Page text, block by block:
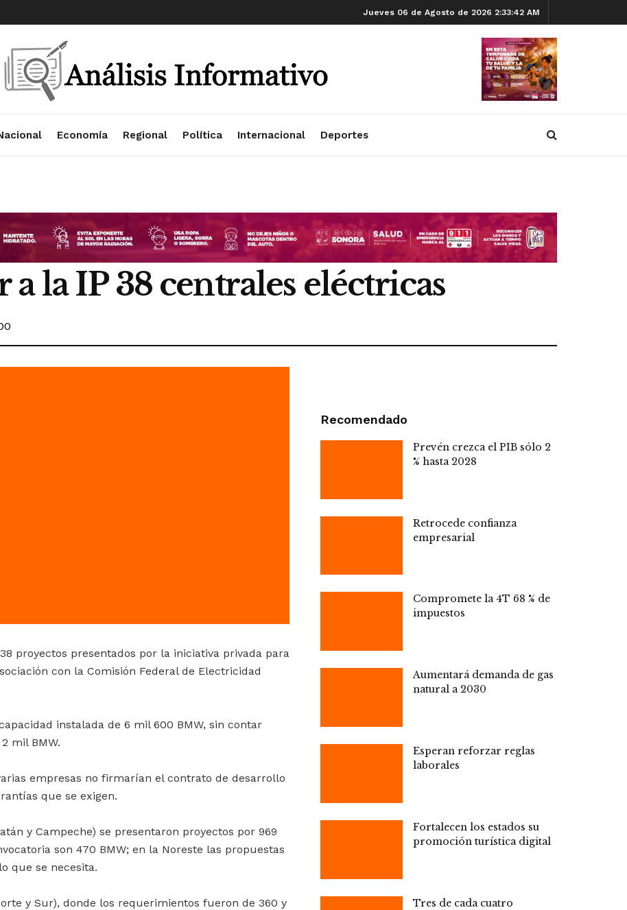
Jueves 06 de Agosto de 2026 2:33:42 AM
Economía Regional Política Internacional Deportes
la IP 38 centrales eléctricas
proyectos presentados por la iniciativa privada para
con la Comisión Federal de Electricidad
instalada de 6 mil 600 BMW, sin contar
mil BMW.
empresas no firmarían el contrato de desarrollo
que se exigen.
y Campeche) se presentaron proyectos por 969
son 470 BMW; en la Noreste las propuestas
que se necesita.
y Sur), donde los requerimientos fueron de 360 y
Recomendado
Prevén crezca el PIB sólo 2
% hasta 2028
Retrocede confianza
empresarial
Compromete la 4T 68 % de
impuestos
Aumentará demanda de gas
natural a 2030
Esperan reforzar reglas
laborales
Fortalecen los estados su
promoción turística digital
Tres de cada cuatro